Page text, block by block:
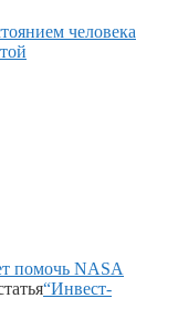
человека
помочь NASA
“Инвест-